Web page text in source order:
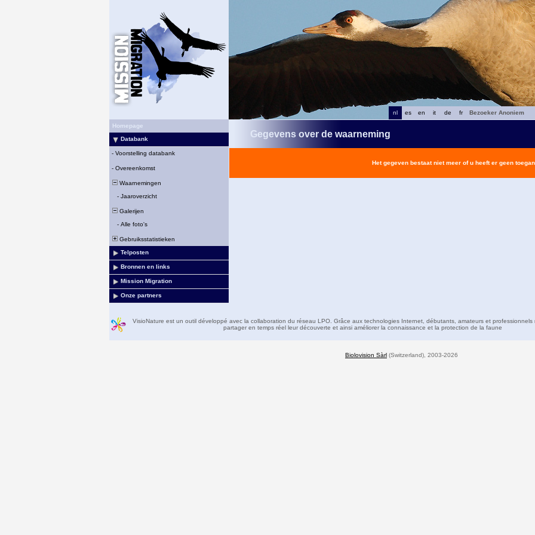
fr
de
it
en
es
nl
Bezoeker Anoniem
Homepage
Databank
- Voorstelling databank
- Overeenkomst
Waarnemingen
- Jaaroverzicht
Galerijen
- Alle foto's
Gebruiksstatistieken
Telposten
Bronnen en links
Mission Migration
Onze partners
Gegevens over de waarneming
Het gegeven bestaat niet meer of u heeft er geen
VisioNature est un outil développé avec la collaboration du réseau LPO. Grâce aux technologies Internet, débutants, amateurs et professionnels
partager en temps réel leur découverte et ainsi améliorer la connaissance et la protection de la faune
Biolovision Sàrl (Switzerland), 2003-2026